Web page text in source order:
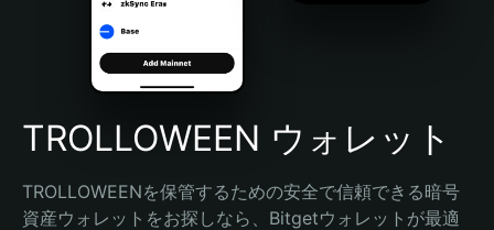
Português (Brasil)
Español (Argentina)
TROLLOWEEN ウォレット
TROLLOWEENを保管するための安全で信頼できる暗号
資産ウォレットをお探しなら、Bitgetウォレットが最適